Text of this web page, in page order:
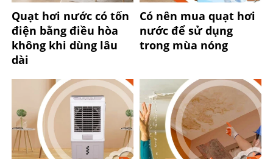
Quạt hơi nước có tốn
điện bằng điều hòa
không khi dùng lâu
dài
Có nên mua quạt hơi
nước để sử dụng
trong mùa nóng